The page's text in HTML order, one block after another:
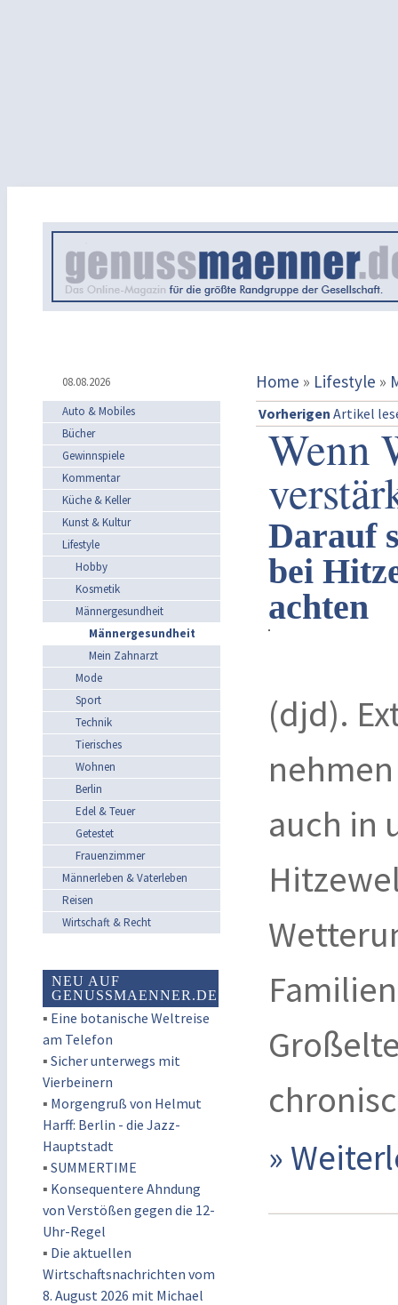
08.08.2026 Home » Lifestyle »
Auto & Mobiles
Bücher
Gewinnspiele
Kommentar
Küche & Keller
Kunst & Kultur
Lifestyle
Hobby
Kosmetik
Männergesundheit
Männergesundheit
Mein Zahnarzt
Mode
Sport
Technik
Tierisches
Wohnen
Berlin
Edel & Teuer
Getestet
Frauenzimmer
Männerleben & Vaterleben
Reisen
Wirtschaft & Recht
NEU AUF
GENUSSMAENNER.DE
▪ Eine botanische Weltreise
am Telefon
▪ Sicher unterwegs mit
Vierbeinern
▪ Morgengruß von Helmut
Harff: Berlin - die Jazz-
Hauptstadt
▪ SUMMERTIME
▪ Konsequentere Ahndung
von Verstößen gegen die 12-
Uhr-Regel
▪ Die aktuellen
Wirtschaftsnachrichten vom
8. August 2026 mit Michael
Vorherigen Artikel
Wenn
Darauf
bei
achten
(djd).
auch in
»